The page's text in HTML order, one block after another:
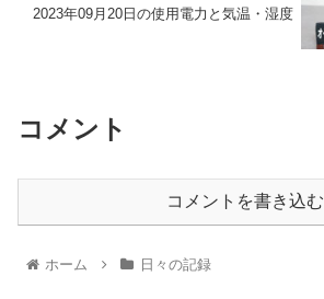
2023年09月20日の使用電力と気温・湿度
コメント
コメントを書き込む
ホーム 日々の記録